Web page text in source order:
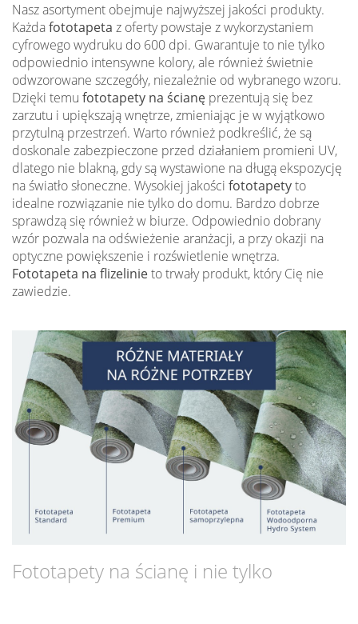
Nasz asortyment obejmuje najwyższej jakości produkty.
Każdafototapeta z oferty powstaje z wykorzystaniem
cyfrowego wydruku do 600 dpi. Gwarantuje to nie tylko
odpowiednio intensywne kolory, ale również świetnie
odwzorowane szczegóły, niezależnie od wybranego wzoru.
Dzięki temu fototapety na ścianę prezentują się bez
zarzutu i upiększają wnętrze, zmieniając je w wyjątkowo
przytulną przestrzeń. Warto również podkreślić, że są
doskonale zabezpieczone przed działaniem promieni UV,
dlatego nie blakną, gdy są wystawione na długą ekspozycję
na światło słoneczne. Wysokiej jakości fototapetyto
idealne rozwiązanie nie tylko do domu. Bardzo dobrze
sprawdzą się również w biurze. Odpowiednio dobrany
wzór pozwala na odświeżenie aranżacji, a przy okazji na
optyczne powiększenie i rozświetlenie wnętrza.
Fototapeta na flizelinieto trwały produkt, który Cię nie
zawiedzie.
Fototapety na ścianę i nie tylko